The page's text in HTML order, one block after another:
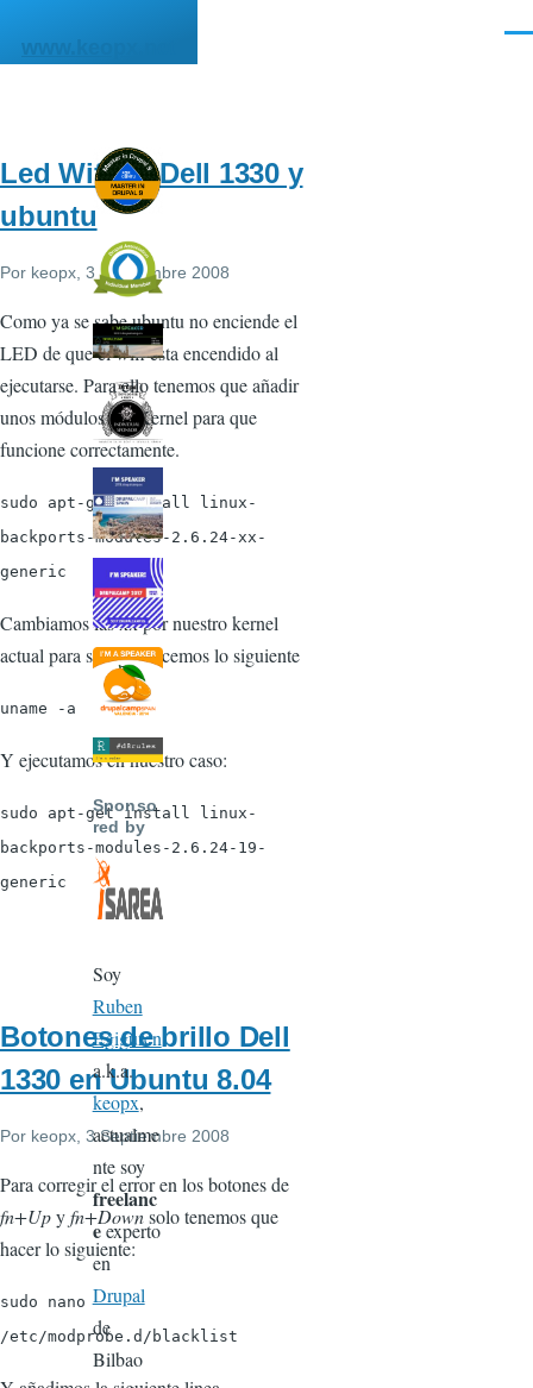
www.keopx.net
Led Wifi en Dell 1330 y
ubuntu
Por keopx , 3 Septiembre 2008
Como ya se sabe ubuntu no enciende el
LED de que el wifi esta encendido al
ejecutarse. Para ello tenemos que añadir
unos módulos del Kernel para que
funcione correctamente.
sudo apt-get install linux-
backports-modules-2.6.24-xx-
generic
Cambiamos las xx por nuestro kernel
actual para saberlo hacemos lo siguiente
uname -a
Y ejecutamos en nuestro caso:
sudo apt-get install linux-
backports-modules-2.6.24-19-
generic
Botones de brillo Dell
1330 en Ubuntu 8.04
Por keopx , 3 Septiembre 2008
Para corregir el error en los botones de
fn+Upyfn+Downsolo tenemos que
hacer lo siguiente:
sudo nano
/etc/modprobe.d/blacklist
Sponso
red by
Soy
Ruben
Egiguren
a.k.a.
keopx,
actualme
nte soy
freelanc
eexperto
en
Drupal
de
Bilbao